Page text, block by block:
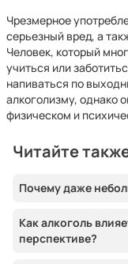
Чрезмерное
серьезный вред, а
Человек, который
учиться или
напиваться по
алкоголизму, однако
физическом и
Читайте
Почему даже
Как алкоголь
перспективе?